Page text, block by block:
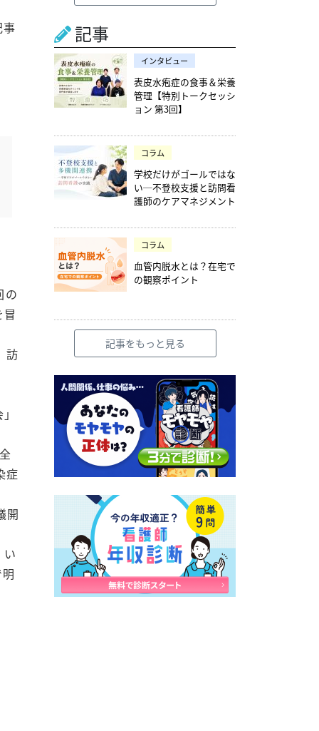
の
訪
症
開
記事
インタビュー
表皮水疱症の食事＆栄養
管理【特別トークセッシ
ョン 第3回】
コラム
学校だけがゴールではな
い─不登校支援と訪問看
護師のケアマネジメント
コラム
血管内脱水とは？在宅で
の観察ポイント
記事をもっと見る